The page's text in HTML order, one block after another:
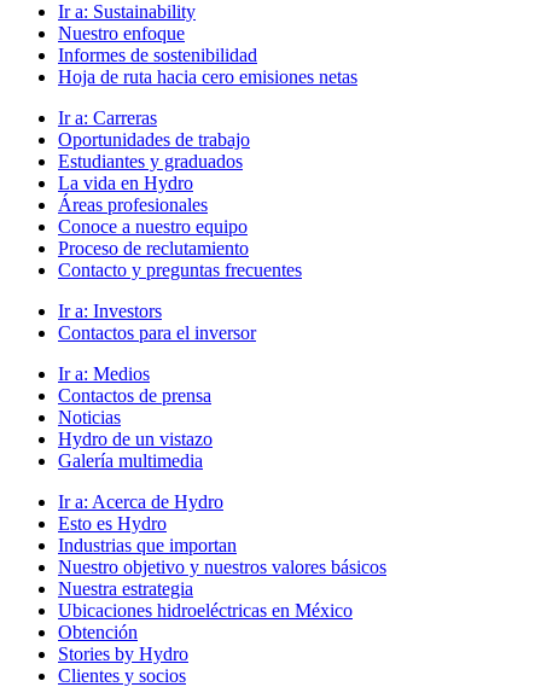
Ir a: Sustainability
Nuestro enfoque
Informes de sostenibilidad
Hoja de ruta hacia cero emisiones netas
Ir a: Carreras
Oportunidades de trabajo
Estudiantes y graduados
La vida en Hydro
Áreas profesionales
Conoce a nuestro equipo
Proceso de reclutamiento
Contacto y preguntas frecuentes
Ir a: Investors
Contactos para el inversor
Ir a: Medios
Contactos de prensa
Noticias
Hydro de un vistazo
Galería multimedia
Ir a: Acerca de Hydro
Esto es Hydro
Industrias que importan
Nuestro objetivo y nuestros valores básicos
Nuestra estrategia
Ubicaciones hidroeléctricas en México
Obtención
Stories by Hydro
Clientes y socios